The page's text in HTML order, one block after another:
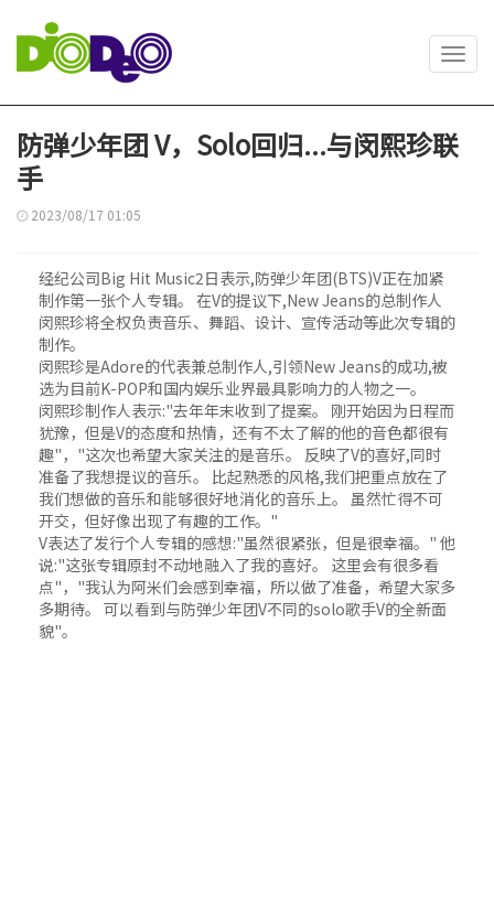
防弹少年团 V，Solo回归...与闵熙珍联
手
2023/08/17 01:05
经纪公司Big Hit Music2日表示,防弹少年团(BTS)V正在加紧
制作第一张个人专辑。 在V的提议下,New Jeans的总制作人
闵熙珍将全权负责音乐、舞蹈、设计、宣传活动等此次专辑的
制作。
闵熙珍是Adore的代表兼总制作人,引领New Jeans的成功,被
选为目前K-POP和国内娱乐业界最具影响力的人物之一。
闵熙珍制作人表示:"去年年末收到了提案。 刚开始因为日程而
犹豫，但是V的态度和热情，还有不太了解的他的音色都很有
趣"，"这次也希望大家关注的是音乐。 反映了V的喜好,同时
准备了我想提议的音乐。 比起熟悉的风格,我们把重点放在了
我们想做的音乐和能够很好地消化的音乐上。 虽然忙得不可
开交，但好像出现了有趣的工作。"
V表达了发行个人专辑的感想:"虽然很紧张，但是很幸福。" 他
说:"这张专辑原封不动地融入了我的喜好。 这里会有很多看
点"，"我认为阿米们会感到幸福，所以做了准备，希望大家多
多期待。 可以看到与防弹少年团V不同的solo歌手V的全新面
貌"。